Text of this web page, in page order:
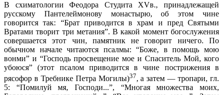
В схиматологии Феодора Студита XVв., принадлежащей
русскому Пантелеймонову монастырю, об этом чине
говорится так: “Брат приводится в храм и пред Святыми
Вратами творит три метания”. В какой момент богослужения
совершается этот чин, памятник не говорит ничего. По
обычном начале читаются псалмы: “Боже, в помощь мою
вонми” и “Господь просвещение мое и Спаситель Мой, кого
убоюся” (этот псалом приводится в чине пострижения в
рясофор в Требнике Петра Могилы)37, а затем — тропари, гл.
5: “Помилуй мя, Господи...”, “Многая множества моих,